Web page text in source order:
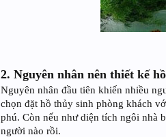
2. Nguyên nhân nên thiết kế
Nguyên nhân đầu tiên khiến nhiều
chọn đặt hồ thủy sinh phòng khách
phú. Còn nếu như diện tích ngôi nhà
người nào rồi.